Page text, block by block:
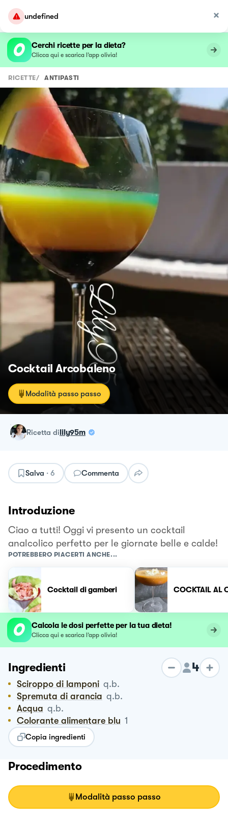
undefined
Cerchi ricette per la dieta?
Clicca qui e scarica l’app olivia!
RICETTE/ ANTIPASTI
Cocktail Arcobaleno
Modalità passo passo
ricetta dilily95m
Salva · 6 Commenta
Introduzione
Ciao a tutti! Oggi vi presento un cocktail
analcolico perfetto per le giornate belle e calde!
POTREBBERO PIACERTI ANCHE...
Cocktail di gamberi COCKTAIL AL
Calcola le dosi perfette per la tua dieta!
Clicca qui e scarica l’app olivia!
Ingredienti 4
Sciroppo di lamponi q.b.
Spremuta di arancia q.b.
Acqua q.b.
Colorante alimentare blu 1
Copia ingredienti
Procedimento
Modalità passo passo